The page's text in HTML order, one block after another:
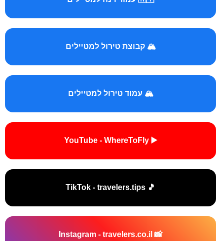
🏔️ קבוצת טירול למטיילים
🏔️ עמוד טירול למטיילים
▶️ YouTube - WhereToFly
🎵 TikTok - travelers.tips
📸 Instagram - travelers.co.il